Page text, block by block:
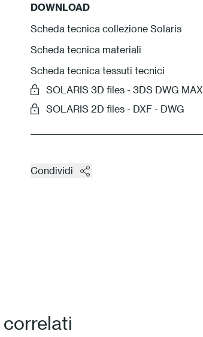
DOWNLOAD
Scheda tecnica collezione Solaris
Scheda tecnica materiali
Scheda tecnica tessuti tecnici
SOLARIS 3D files - 3DS DWG MAX
SOLARIS 2D files - DXF - DWG
Condividi